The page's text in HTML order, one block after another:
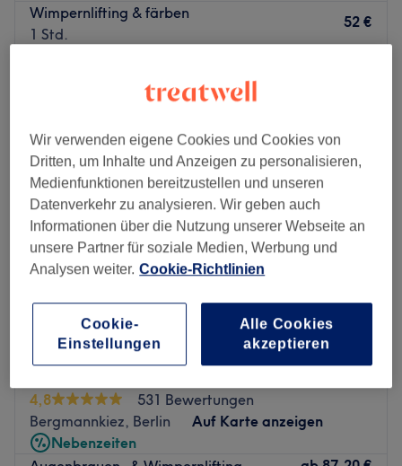
Wimpernlifting & färben
1 Std.
52 €
Mittwoch
10:00– 19:30
Donnerstag
10:00–19:30
Freitag
10:00–19:30
Samstag
10:00–16:30
Sonntag
Geschlossen
In Berlin-Schönerberg bietet dir der stilvoll eingerichtete
Salon The She Beauty Lounge alles, was du für deine
Schönheit brauchst. Egal ob Maniküre, Pediküre,
Nagelreparatur, Wimpernverlängerungen oder
Permanent Make-Up, hier kannst du dich entspannt
zurücklehnen und genießen!
Nächste öffentliche Verkehrsmittel:
Die Bus- und U-Bahnhaltestelle Kleistpark ist nur wenige
4,8
531 Bewertungen
Bergmannkiez, Berlin
Auf Karte anzeigen
Nebenzeiten
Wir verwenden eigene Cookies und Cookies von
Dritten, um Inhalte und Anzeigen zu personalisieren,
Medienfunktionen bereitzustellen und unseren
Datenverkehr zu analysieren. Wir geben auch
Informationen über die Nutzung unserer Webseite an
unsere Partner für soziale Medien, Werbung und
Analysen weiter. Cookie-Richtlinien
Cookie-
Einstellungen
Alle Cookies
akzeptieren